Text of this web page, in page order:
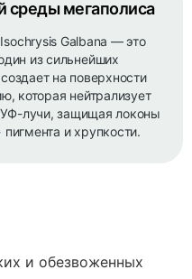
среды мегаполиса
Galbana — это
из сильнейших
на поверхности
которая нейтрализует
лучи, защищая локоны
и хрупкости.
и обезвоженных